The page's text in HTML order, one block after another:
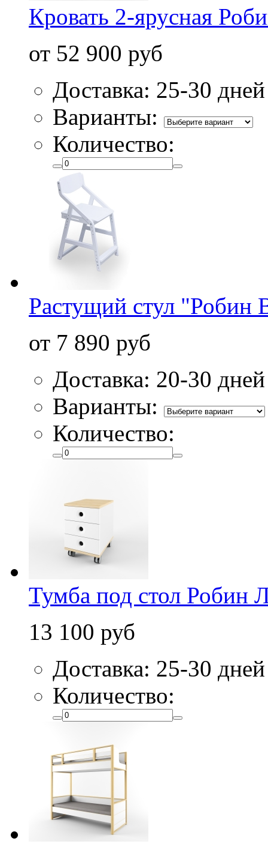
Кровать 2-ярусная
от 52 900 руб
Доставка: 25-30 дней
Варианты:
Количество:
Растущий стул "Робин
от 7 890 руб
Доставка: 20-30 дней
Варианты:
Количество:
Тумба под стол Робин
13 100 руб
Доставка: 25-30 дней
Количество: